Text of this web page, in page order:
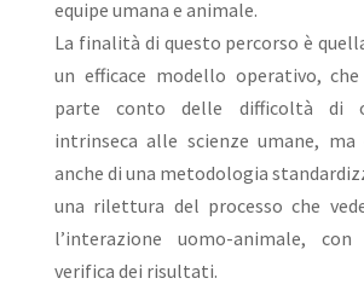
equipe umana e animale.
La finalità di questo percorso è
un efficace modello operativo,
parte conto delle difficoltà di
intrinseca alle scienze umane, ma
anche di una metodologia
una rilettura del processo che
l’interazione uomo-animale,
verifica dei risultati.